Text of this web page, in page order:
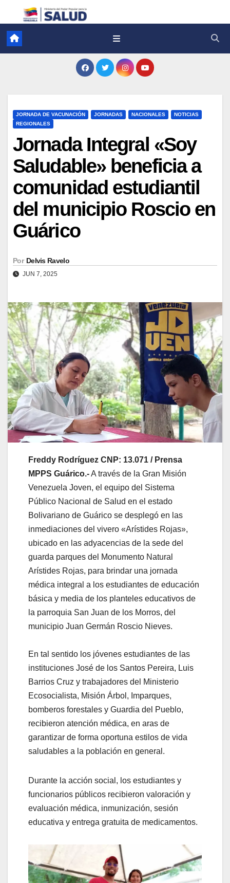
JORNADA DE VACUNACIÓN JORNADAS NACIONALES
NOTICIAS
REGIONALES
Jornada Integral «Soy
Saludable» beneficia a
comunidad estudiantil
del municipio Roscio en
Guárico
Por Delvis Ravelo
JUN 7, 2025
Freddy Rodríguez CNP: 13.071 / Prensa
MPPS Guárico.-A través de la Gran Misión
Venezuela Joven, el equipo del Sistema
Público Nacional de Salud en el estado
Bolivariano de Guárico se desplegó en las
inmediaciones del vivero «Arístides Rojas»,
ubicado en las adyacencias de la sede del
guarda parques del Monumento Natural
Arístides Rojas, para brindar una jornada
médica integral a los estudiantes de educación
básica y media de los planteles educativos de
la parroquia San Juan de los Morros, del
municipio Juan Germán Roscio Nieves.
En tal sentido los jóvenes estudiantes de las
instituciones José de los Santos Pereira, Luis
Barrios Cruz y trabajadores del Ministerio
Ecosocialista, Misión Árbol, Imparques,
bomberos forestales y Guardia del Pueblo,
recibieron atención médica, en aras de
garantizar de forma oportuna estilos de vida
saludables a la población en general.
Durante la acción social, los estudiantes y
funcionarios públicos recibieron valoración y
evaluación médica, inmunización, sesión
educativa y entrega gratuita de medicamentos.